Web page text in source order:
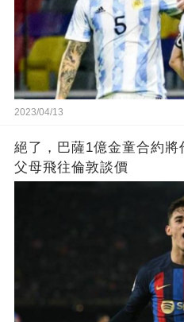
2023/04/13
絕了，巴薩1億金童合約將
父母飛往倫敦談價